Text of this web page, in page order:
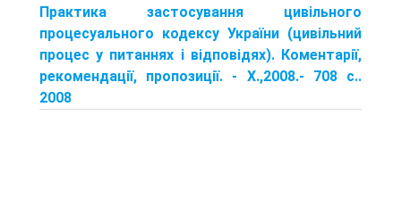
Практика застосування цивільного
процесуального кодексу України (цивільний
процес у питаннях і відповідях). Коментарії,
рекомендації, пропозиції. - X.,2008.- 708 с..
2008